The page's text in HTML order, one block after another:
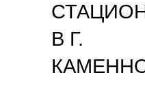
В Г.